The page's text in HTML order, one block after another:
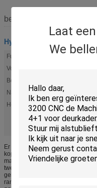
Laat
We
beschrijving
Hydraulische Persmachine
Functie:
voor het drukken
Vormmateriaal:
Behandeling:
Naam:
hydraulische
Hoog licht:
Hydraulische
tankdeksels
,met een
Tank Cover
Er zijn hoofdzakelijk twee
koppen.Kleine koppen worden
maken van een vierkolom
tweerichtings rekken en vormen,
gebruik te maken van een grote
randperscilinder voor stempelen;